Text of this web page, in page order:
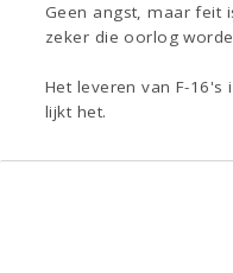
Geen angst, maar feit
zeker die oorlog
Het leveren van F-
lijkt het.